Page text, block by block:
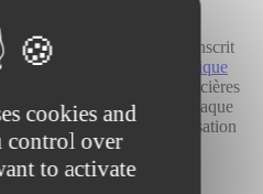
cookies and
control over
to activate
Philbert-de-Grand-Lieu s'inscrit
à vendre en Loire-Atlantique
des opportunités foncières
ligne, pour accompagner chaque
le budget et la localisation